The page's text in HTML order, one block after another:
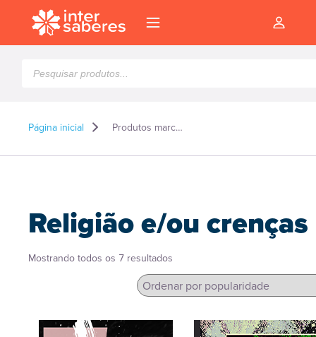
produtos
Página inicial Produtos marcados como “Religião e/ou crenças”
Religião e/ou crenças
Mostrando todos os 7 resultados
popularidade